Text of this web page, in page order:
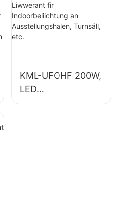
an
Industrieanlagen,
Turnsäll, etc.
KML-UFOHF 200W,
LED
Héichbuchtluuchte